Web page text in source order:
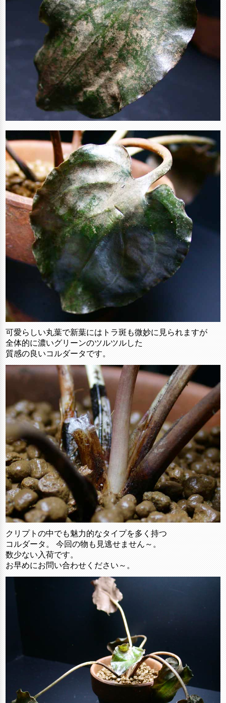
可愛らしい丸葉で新葉にはトラ斑も微妙に見られますが
全体的に濃いグリーンのツルツルした
質感の良いコルダータです。
クリプトの中でも魅力的なタイプを多く持つ
コルダータ。 今回の物も見逃せません～。
数少ない入荷です。
お早めにお問い合わせください～。